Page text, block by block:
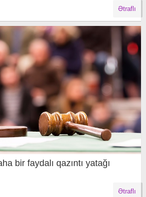
Ətraflı
bir faydalı qazıntı yatağı
Ətraflı